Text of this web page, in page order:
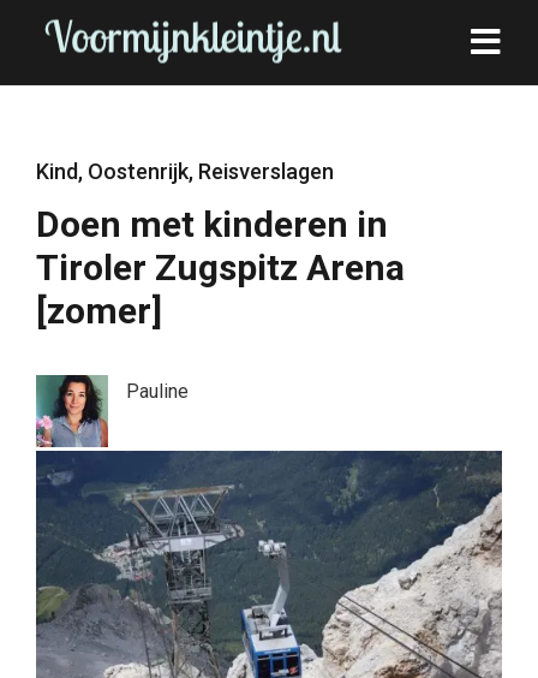
Kind, Oostenrijk, Reisverslagen
Doen met kinderen in
Tiroler Zugspitz Arena
[zomer]
Pauline